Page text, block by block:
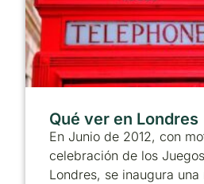
Qué ver en Londres
En Junio de 2012, con
celebración de los
Londres, se inaugura una